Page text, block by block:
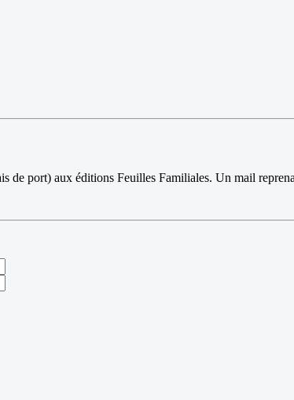
de port) aux éditions Feuilles Familiales. Un mail